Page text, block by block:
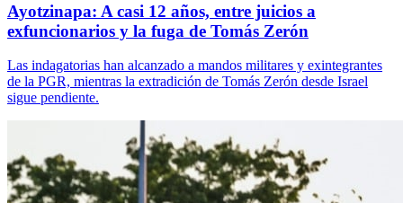
Ayotzinapa: A casi 12 años, entre juicios a
exfuncionarios y la fuga de Tomás Zerón
Las indagatorias han alcanzado a mandos militares y exintegrantes
de la PGR, mientras la extradición de Tomás Zerón desde Israel
sigue pendiente.